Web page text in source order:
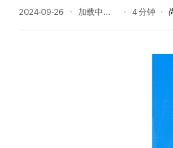
2024-09-26 144 阅读量 4 分钟